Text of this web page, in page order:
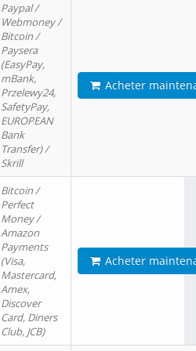
Paypal /
Webmoney /
Bitcoin /
Paysera
(EasyPay,
mBank,
Przelewy24,
SafetyPay,
EUROPEAN
Bank
Transfer) /
Skrill
Acheter
Bitcoin /
Perfect
Money /
Amazon
Payments
(Visa,
Mastercard,
Amex,
Discover
Card, Diners
Club, JCB)
Acheter